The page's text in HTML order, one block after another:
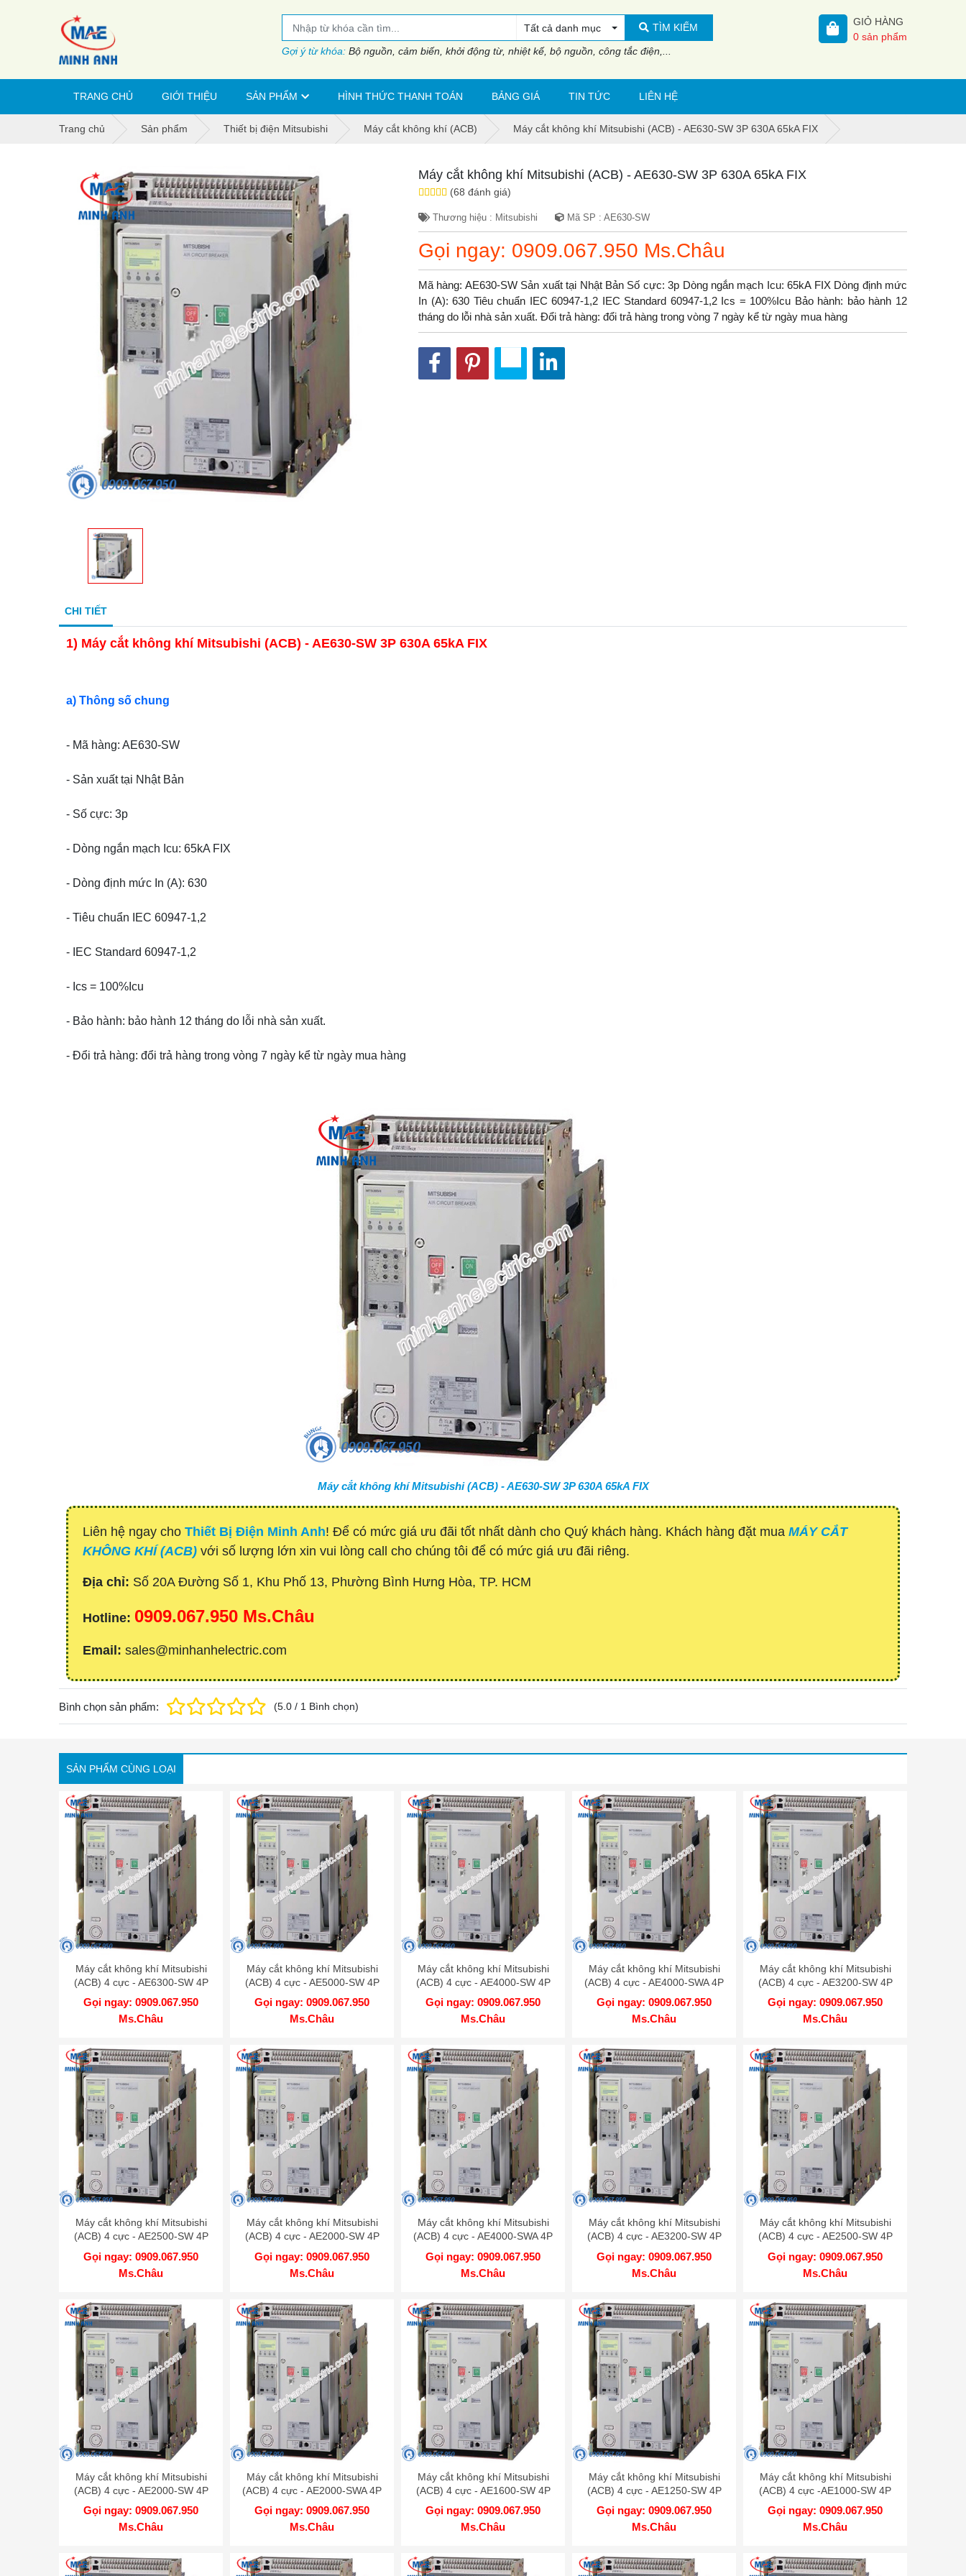
Tất cả danh mục TÌM KIẾM
Gợi ý từ khóa: Bộ nguồn, cảm biến, khởi động từ, nhiệt kế, bộ nguồn, công tắc điện,...
GIỎ HÀNG
0 sản phẩm
TRANG CHỦ GIỚI THIỆU SẢN PHẨM HÌNH THỨC THANH TOÁN BẢNG GIÁ TIN TỨC LIÊN HỆ
Trang chủ Sản phẩm Thiết bị điện Mitsubishi Máy cắt không khí (ACB) Máy cắt không khí Mitsubishi (ACB) - AE630-SW 3P 630A 65kA FIX
Máy cắt không khí Mitsubishi (ACB) - AE630-SW 3P 630A 65kA FIX
(68 đánh giá)
Thương hiệu : Mitsubishi Mã SP : AE630-SW
Gọi ngay: 0909.067.950 Ms.Châu
Mã hàng: AE630-SW Sản xuất tại Nhật Bản Số cực: 3p Dòng ngắn mạch Icu: 65kA FIX Dòng định mức
In (A): 630 Tiêu chuẩn IEC 60947-1,2 IEC Standard 60947-1,2 Ics = 100%Icu Bảo hành: bảo hành 12
tháng do lỗi nhà sản xuất. Đổi trả hàng: đổi trả hàng trong vòng 7 ngày kể từ ngày mua hàng
CHI TIẾT
1) Máy cắt không khí Mitsubishi (ACB) - AE630-SW 3P 630A 65kA FIX
a) Thông số chung
- Mã hàng: AE630-SW
- Sản xuất tại Nhật Bản
- Số cực: 3p
- Dòng ngắn mạch Icu: 65kA FIX
- Dòng định mức In (A): 630
- Tiêu chuẩn IEC 60947-1,2
- IEC Standard 60947-1,2
- Ics = 100%Icu
- Bảo hành: bảo hành 12 tháng do lỗi nhà sản xuất.
- Đổi trả hàng: đổi trả hàng trong vòng 7 ngày kể từ ngày mua hàng
Máy cắt không khí Mitsubishi (ACB) - AE630-SW 3P 630A 65kA FIX
Liên hệ ngay cho Thiết Bị Điện Minh Anh! Để có mức giá ưu đãi tốt nhất dành cho Quý khách hàng. Khách hàng đặt mua MÁY CẮT
KHÔNG KHÍ (ACB) với số lượng lớn xin vui lòng call cho chúng tôi để có mức giá ưu đãi riêng.
Địa chỉ: Số 20A Đường Số 1, Khu Phố 13, Phường Bình Hưng Hòa, TP. HCM
Hotline: 0909.067.950 Ms.Châu
Email: sales@minhanhelectric.com
Bình chọn sản phẩm: (5.0 / 1 Bình chọn)
SẢN PHẨM CÙNG LOẠI
Máy cắt không khí Mitsubishi
(ACB) 4 cực - AE6300-SW 4P
6300A 130kA DR
Gọi ngay: 0909.067.950
Ms.Châu
Máy cắt không khí Mitsubishi
(ACB) 4 cực - AE5000-SW 4P
5000A 130kA DR
Gọi ngay: 0909.067.950
Ms.Châu
Máy cắt không khí Mitsubishi
(ACB) 4 cực - AE4000-SW 4P
4000A 130kA DR
Gọi ngay: 0909.067.950
Ms.Châu
Máy cắt không khí Mitsubishi
(ACB) 4 cực - AE4000-SWA 4P
4000A 100kA DR
Gọi ngay: 0909.067.950
Ms.Châu
Máy cắt không khí Mitsubishi
(ACB) 4 cực - AE3200-SW 4P
3200A 100kA DR
Gọi ngay: 0909.067.950
Ms.Châu
Máy cắt không khí Mitsubishi
(ACB) 4 cực - AE2500-SW 4P
2500A 100kA DR
Gọi ngay: 0909.067.950
Ms.Châu
Máy cắt không khí Mitsubishi
(ACB) 4 cực - AE2000-SW 4P
2000A 100kA DR
Gọi ngay: 0909.067.950
Ms.Châu
Máy cắt không khí Mitsubishi
(ACB) 4 cực - AE4000-SWA 4P
4000A 85kA DR
Gọi ngay: 0909.067.950
Ms.Châu
Máy cắt không khí Mitsubishi
(ACB) 4 cực - AE3200-SW 4P
3200A 85kA DR
Gọi ngay: 0909.067.950
Ms.Châu
Máy cắt không khí Mitsubishi
(ACB) 4 cực - AE2500-SW 4P
2500A 85kA DR
Gọi ngay: 0909.067.950
Ms.Châu
Máy cắt không khí Mitsubishi
(ACB) 4 cực - AE2000-SW 4P
2000A 85kA DR
Gọi ngay: 0909.067.950
Ms.Châu
Máy cắt không khí Mitsubishi
(ACB) 4 cực - AE2000-SWA 4P
2000A 65kA DR
Gọi ngay: 0909.067.950
Ms.Châu
Máy cắt không khí Mitsubishi
(ACB) 4 cực - AE1600-SW 4P
1600A 65kA DR
Gọi ngay: 0909.067.950
Ms.Châu
Máy cắt không khí Mitsubishi
(ACB) 4 cực - AE1250-SW 4P
1250A 65kA DR
Gọi ngay: 0909.067.950
Ms.Châu
Máy cắt không khí Mitsubishi
(ACB) 4 cực -AE1000-SW 4P
1000A 65kA DR
Gọi ngay: 0909.067.950
Ms.Châu